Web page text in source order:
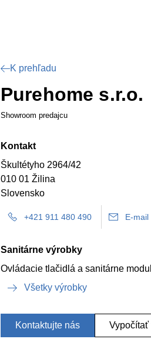
K prehľadu
Purehome s.r.o.
Showroom predajcu
Kontakt
Škultétyho 2964/42
010 01 Žilina
Slovensko
+421 911 480 490 E-mail
Sanitárne výrobky
Ovládacie tlačidlá a sanitárne
Všetky výrobky
Kontaktujte nás Vypočítať